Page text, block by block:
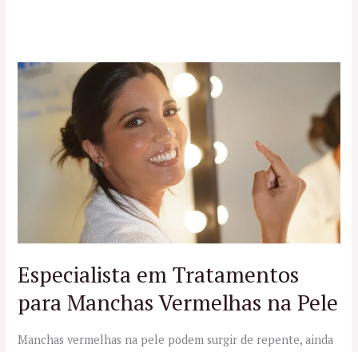
Especialista em Tratamentos
para Manchas Vermelhas na Pele
Manchas vermelhas na pele podem surgir de repente, ainda
Especialista
Tratamentos
Manchas